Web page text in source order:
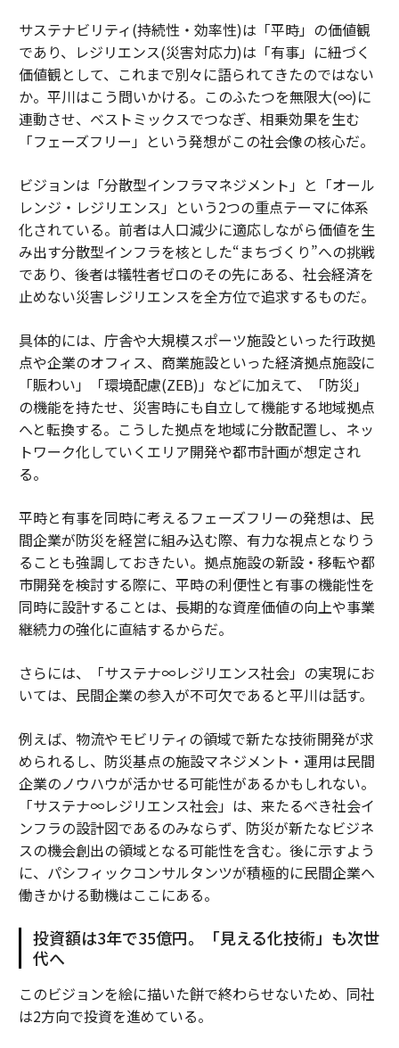
タグ：
リーダー/リーダーシップ
アート/美術品
プラットフォーム
XR/エクステンデッド・リアリティ/クロス・リアリティ
投資/投資家
デザイン/デザイナー
クリエイティブ
意思決定
テクノロジー
アニメーション
人材/人材育成
コミュニケーション
業務委託/アウトソーシング
スキル/スキルアップ
トレーニング/訓練/練習
advertisement
サステナビリティ(持続性・効率性)は「平時」の価値観
であり、レジリエンス(災害対応力)は「有事」に紐づく
価値観として、これまで別々に語られてきたのではない
か。平川はこう問いかける。このふたつを無限大(∞)に
連動させ、ベストミックスでつなぎ、相乗効果を生む
「フェーズフリー」という発想がこの社会像の核心だ。
ビジョンは「分散型インフラマネジメント」と「オール
レンジ・レジリエンス」という2つの重点テーマに体系
化されている。前者は人口減少に適応しながら価値を生
み出す分散型インフラを核とした“まちづくり”への挑戦
であり、後者は犠牲者ゼロのその先にある、社会経済を
止めない災害レジリエンスを全方位で追求するものだ。
具体的には、庁舎や大規模スポーツ施設といった行政拠
点や企業のオフィス、商業施設といった経済拠点施設に
「賑わい」「環境配慮(ZEB)」などに加えて、「防災」
の機能を持たせ、災害時にも自立して機能する地域拠点
へと転換する。こうした拠点を地域に分散配置し、ネッ
トワーク化していくエリア開発や都市計画が想定され
る。
平時と有事を同時に考えるフェーズフリーの発想は、民
間企業が防災を経営に組み込む際、有力な視点となりう
ることも強調しておきたい。拠点施設の新設・移転や都
市開発を検討する際に、平時の利便性と有事の機能性を
同時に設計することは、長期的な資産価値の向上や事業
継続力の強化に直結するからだ。
さらには、「サステナ∞レジリエンス社会」の実現にお
いては、民間企業の参入が不可欠であると平川は話す。
例えば、物流やモビリティの領域で新たな技術開発が求
められるし、防災基点の施設マネジメント・運用は民間
企業のノウハウが活かせる可能性があるかもしれない。
「サステナ∞レジリエンス社会」は、来たるべき社会イ
ンフラの設計図であるのみならず、防災が新たなビジネ
スの機会創出の領域となる可能性を含む。後に示すよう
に、パシフィックコンサルタンツが積極的に民間企業へ
働きかける動機はここにある。
投資額は3年で35億円。「見える化技術」も次世
代へ
このビジョンを絵に描いた餅で終わらせないため、同社
は2方向で投資を進めている。